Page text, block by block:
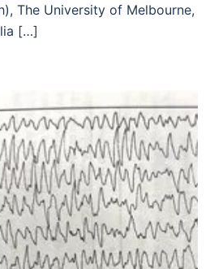
The University of Melbourne,
[…]